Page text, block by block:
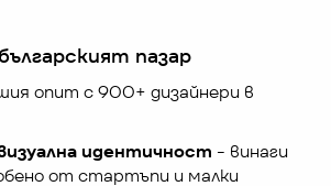
пазар
опит с 900+ дизайнери в
идентичност - винаги
от стартъпи и малки